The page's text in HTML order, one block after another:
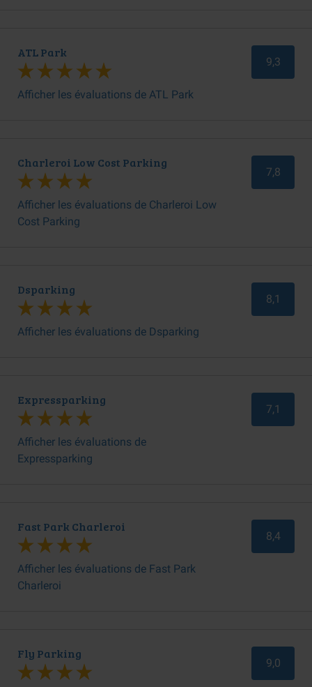
ATL Park
Afficher les évaluations de ATL Park
9,3
Charleroi Low Cost Parking
Afficher les évaluations de Charleroi Low
Cost Parking
7,8
Dsparking
Afficher les évaluations de Dsparking
8,1
Expressparking
Afficher les évaluations de
Expressparking
7,1
Fast Park Charleroi
Afficher les évaluations de Fast Park
Charleroi
8,4
Fly Parking
9,0